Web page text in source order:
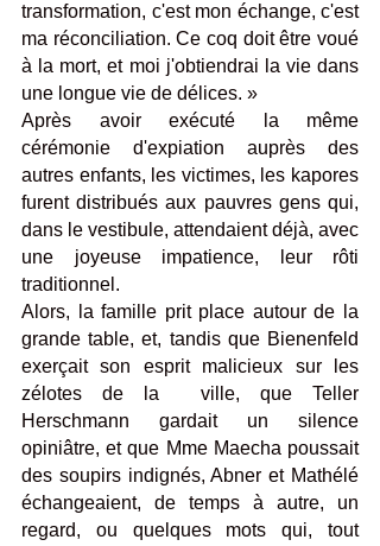
transformation, c'est mon échange, c'est
ma réconciliation. Ce coq doit être voué
à la mort, et moi j'obtiendrai la vie dans
une longue vie de délices. »
Après avoir exécuté la même
cérémonie d'expiation auprès des
autres enfants, les victimes, les kapores
furent distribués aux pauvres gens qui,
dans le vestibule, attendaient déjà, avec
une joyeuse impatience, leur rôti
traditionnel.
Alors, la famille prit place autour de la
grande table, et, tandis que Bienenfeld
exerçait son esprit malicieux sur les
zélotes de la  ville, que Teller
Herschmann gardait un silence
opiniâtre, et que Mme Maecha poussait
des soupirs indignés, Abner et Mathélé
échangeaient, de temps à autre, un
regard, ou quelques mots qui, tout